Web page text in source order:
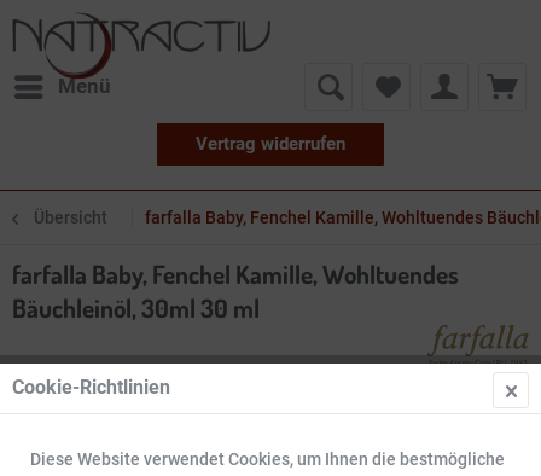
Menü
Vertrag widerrufen
Übersicht farfalla Baby, Fenchel Kamille, Wohltuendes
farfalla Baby, Fenchel Kamille, Wohltuendes
Bäuchleinöl, 30ml 30 ml
Cookie-Richtlinien
Diese Website verwendet Cookies, um Ihnen die bestmögliche